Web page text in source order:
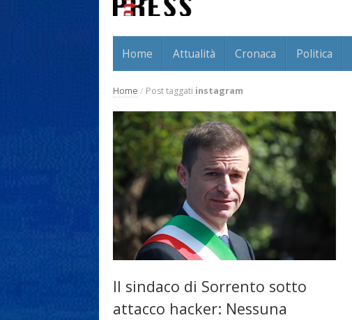
Home Attualità Cronaca Politica
Home / Post taggati instagram
Il sindaco di Sorrento sotto
attacco hacker: Nessuna